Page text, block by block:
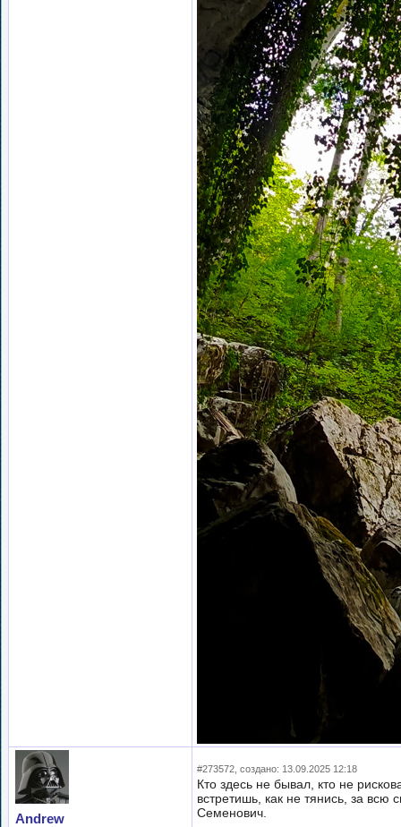
Andrew
#273572, создано: 13.09.2025 12:18
Кто здесь не бывал, кто не
встретишь, как не тянись, за
Семенович.